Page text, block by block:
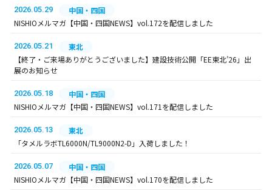
2026.05.29
中国・四国
NISHIOメルマガ【中国・四国NEWS】vol.172を配信しました
2026.05.21
東北
【終了・ご来場ありがとうございました】建設技術公開「EE東北’26」出
展のお知らせ
2026.05.18
中国・四国
NISHIOメルマガ【中国・四国NEWS】vol.171を配信しました
2026.05.13
東北
「タメルラボTL6000N/TL9000N2-D」入荷しました！
2026.05.07
中国・四国
NISHIOメルマガ【中国・四国NEWS】vol.170を配信しました